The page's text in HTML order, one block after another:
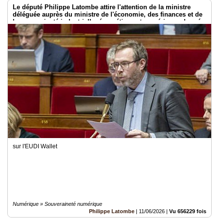
Le député Philippe Latombe attire l'attention de la ministre
déléguée auprès du ministre de l'économie, des finances et de
la souveraineté industrielle, énergétique et numérique, chargée
de l'intelligence artificielle et du numérique
sur l'EUDI Wallet
Numérique » Souveraineté numérique
Philippe Latombe | 11/06/2026 | Vu 656229 fois